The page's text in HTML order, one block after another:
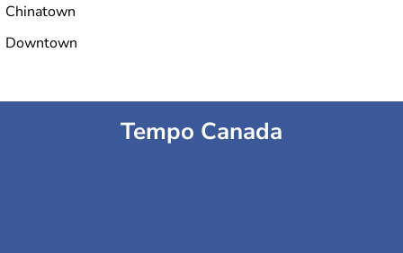
Chinatown
Downtown
Tempo Canada